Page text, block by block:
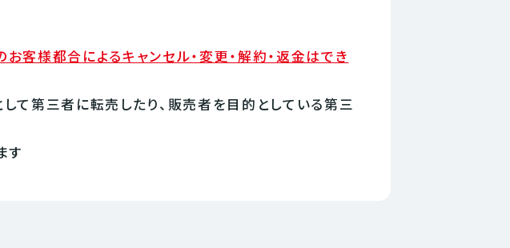
客様都合によるキャンセル・変更・解約・返金はでき
て第三者に転売したり、販売者を目的としている第三
す